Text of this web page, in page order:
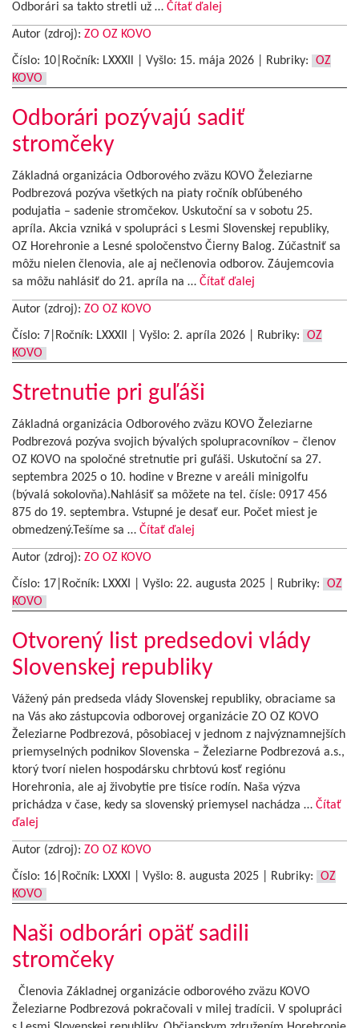
Odborári sa takto stretli už … Čítať ďalej
Autor (zdroj): ZO OZ KOVO
Číslo: 10|Ročník: LXXXIl | Vyšlo: 15. mája 2026 Rubriky:
OZ
KOVO
Odborári pozývajú sadiť
stromčeky
Základná organizácia Odborového zväzu KOVO Železiarne
Podbrezová pozýva všetkých na piaty ročník obľúbeného
podujatia – sadenie stromčekov. Uskutoční sa v sobotu 25.
apríla. Akcia vzniká v spolupráci s Lesmi Slovenskej republiky,
OZ Horehronie a Lesné spoločenstvo Čierny Balog. Zúčastniť sa
môžu nielen členovia, ale aj nečlenovia odborov. Záujemcovia
sa môžu nahlásiť do 21. apríla na … Čítať ďalej
Autor (zdroj): ZO OZ KOVO
Číslo: 7|Ročník: LXXXIl | Vyšlo: 2. apríla 2026 Rubriky:
OZ
KOVO
Stretnutie pri guľáši
Základná organizácia Odborového zväzu KOVO Železiarne
Podbrezová pozýva svojich bývalých spolupracovníkov – členov
OZ KOVO na spoločné stretnutie pri guľáši. Uskutoční sa 27.
septembra 2025 o 10. hodine v Brezne v areáli minigolfu
(bývalá sokolovňa).Nahlásiť sa môžete na tel. čísle: 0917 456
875 do 19. septembra. Vstupné je desať eur. Počet miest je
obmedzený.Tešíme sa … Čítať ďalej
Autor (zdroj): ZO OZ KOVO
Číslo: 17|Ročník: LXXXI | Vyšlo: 22. augusta 2025 Rubriky:
OZ
KOVO
Otvorený list predsedovi vlády
Slovenskej republiky
Vážený pán predseda vlády Slovenskej republiky, obraciame sa
na Vás ako zástupcovia odborovej organizácie ZO OZ KOVO
Železiarne Podbrezová, pôsobiacej v jednom z najvýznamnejších
priemyselných podnikov Slovenska – Železiarne Podbrezová a.s.,
ktorý tvorí nielen hospodársku chrbtovú kosť regiónu
Horehronia, ale aj živobytie pre tisíce rodín. Naša výzva
prichádza v čase, kedy sa slovenský priemysel nachádza … Čítať
ďalej
Autor (zdroj): ZO OZ KOVO
Číslo: 16|Ročník: LXXXI | Vyšlo: 8. augusta 2025 Rubriky:
OZ
KOVO
Naši odborári opäť sadili
stromčeky
Členovia Základnej organizácie odborového zväzu KOVO
Železiarne Podbrezová pokračovali v milej tradícii. V spolupráci